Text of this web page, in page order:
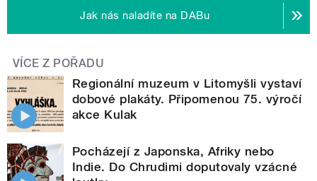
Jak nás naladíte na DABu
VÍCE Z POŘADU
Regionální muzeum v Litomyšli vystaví
dobové plakáty. Připomenou 75. výročí
akce Kulak
Pocházejí z Japonska, Afriky nebo
Indie. Do Chrudimi doputovaly vzácné